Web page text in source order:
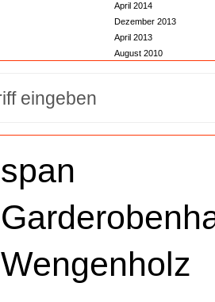
April 2014
Dezember 2013
April 2013
August 2010
span
Wengenholz